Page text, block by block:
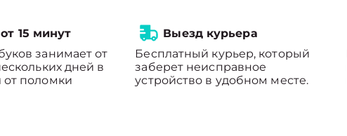
15 минут
занимает от
дней в
от поломки
Выезд курьера
Бесплатный курьер, который
заберет неисправное
устройство в удобном месте.